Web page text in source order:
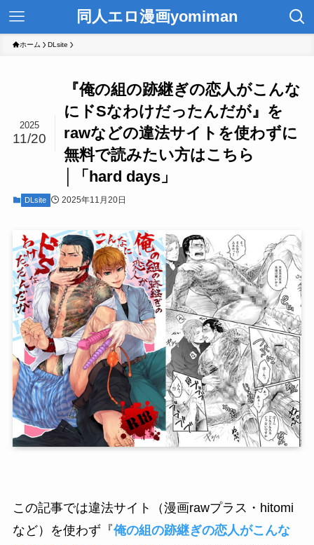
同人エロ漫画yomiman
ホーム DLsite
『俺の組の跡継ぎの恋人がこんな
にドSなわけだったんだが』を
rawなどの違法サイトを使わずに
無料で読みたい方はこちら
│「hard days」
2025
11/20
DLsite 2025年11月20日
この記事では違法サイト（漫画rawプラス・hitomi
など）を使わず『俺の組の跡継ぎの恋人がこんな